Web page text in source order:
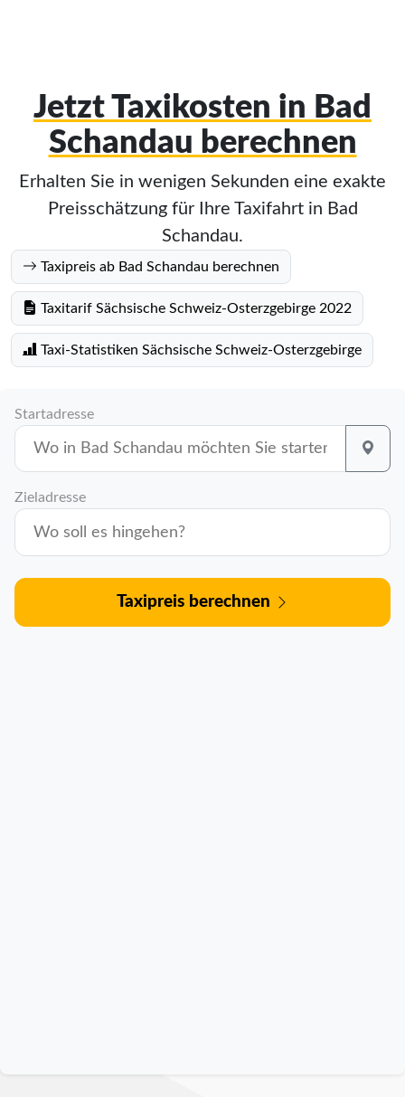
Jetzt Taxikosten in Bad
Schandau berechnen
Erhalten Sie in wenigen Sekunden eine exakte
Preisschätzung für Ihre Taxifahrt in Bad
Schandau.
Taxipreis ab Bad Schandau berechnen
Taxitarif Sächsische Schweiz-Osterzgebirge 2022
Taxi-Statistiken Sächsische Schweiz-Osterzgebirge
Startadresse
Zieladresse
Taxipreis berechnen